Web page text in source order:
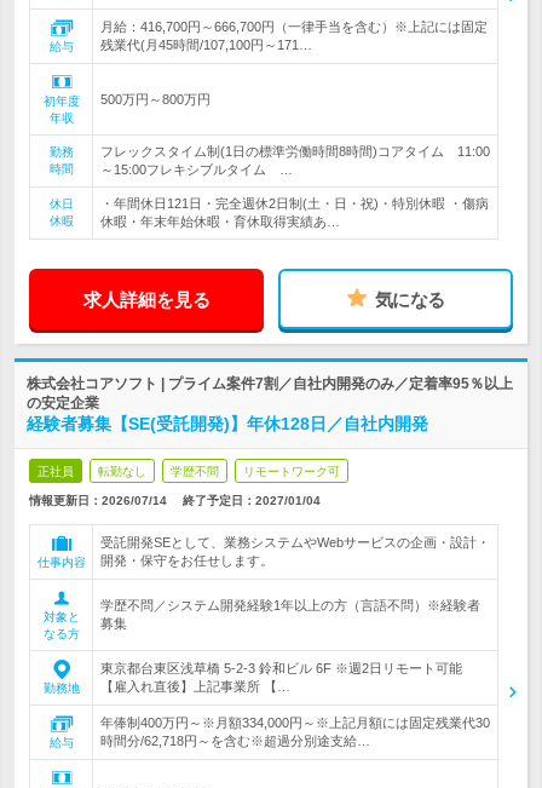
給与
月給：416,700円～666,700円（一律手当を含む）※上記には固定
残業代(月45時間/107,100円～171…
初年度
年収
500万円～800万円
勤務
時間
フレックスタイム制(1日の標準労働時間8時間)コアタイム 11:00
～15:00フレキシブルタイム …
休日
休暇
・年間休日121日・完全週休2日制(土・日・祝)・特別休暇 ・傷病
休暇・年末年始休暇・育休取得実績あ…
求人詳細を見る 気になる
株式会社コアソフト | プライム案件7割／自社内開発のみ／定着率95％以上
の安定企業
経験者募集【SE(受託開発)】年休128日／自社内開発
正社員 転勤なし 学歴不問 リモートワーク可
情報更新日：2026/07/14 終了予定日： 2027/01/04
仕事内容
受託開発SEとして、業務システムやWebサービスの企画・設計・
開発・保守をお任せします。
対象と
なる方
学歴不問／システム開発経験1年以上の方（言語不問）※経験者
募集
勤務地
東京都台東区浅草橋 5-2-3 鈴和ビル 6F ※週2日リモート可能
【雇入れ直後】上記事業所 【…
給与
年俸制400万円～※月額334,000円～※上記月額には固定残業代30
時間分/62,718円～を含む※超過分別途支給…